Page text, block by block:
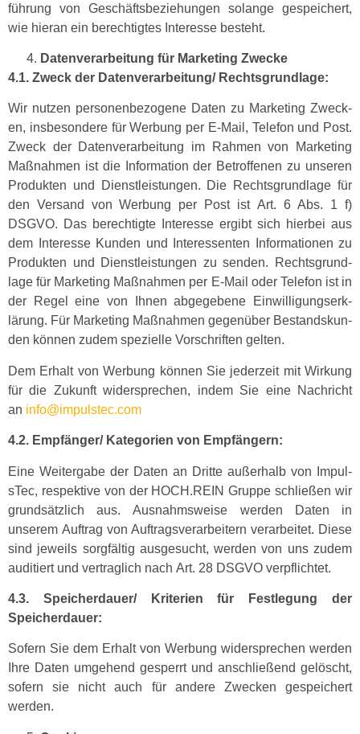
führung von Geschäfts­beziehun­gen solange gespe­ichert,
wie hier­an ein berechtigtes Inter­esse besteht.
Daten­ver­ar­beitung für Mar­ket­ing Zwecke
4.1. Zweck der Datenverarbeitung/ Rechtsgrundlage:
Wir nutzen per­so­n­en­be­zo­gene Dat­en zu Mar­ket­ing Zweck­
en, ins­beson­dere für Wer­bung per E‑Mail, Tele­fon und Post.
Zweck der Daten­ver­ar­beitung im Rah­men von Mar­ket­ing
Maß­nah­men ist die Infor­ma­tion der Betrof­fe­nen zu unseren
Pro­duk­ten und Dien­stleis­tun­gen. Die Rechts­grund­lage für
den Ver­sand von Wer­bung per Post ist Art. 6 Abs. 1 f)
DSGVO. Das berechtigte Inter­esse ergibt sich hier­bei aus
dem Inter­esse Kun­den und Inter­essen­ten Infor­ma­tio­nen zu
Pro­duk­ten und Dien­stleis­tun­gen zu senden. Rechts­grund­
lage für Mar­ket­ing Maß­nah­men per E‑Mail oder Tele­fon ist in
der Regel eine von Ihnen abgegebene Ein­willi­gungserk­
lärung. Für Mar­ket­ing Maß­nah­men gegenüber Bestand­skun­
den kön­nen zudem spezielle Vorschriften gelten.
Dem Erhalt von Wer­bung kön­nen Sie jed­erzeit mit Wirkung
für die Zukun­ft wider­sprechen, indem Sie eine Nachricht
an info@impulstec.com
4.2. Empfänger/ Kat­e­gorien von Empfängern:
Eine Weit­er­gabe der Dat­en an Dritte außer­halb von Impul­
sTec, respek­tive von der HOCH.REIN Gruppe schließen wir
grund­sät­zlich aus. Aus­nahm­sweise wer­den Dat­en in
unserem Auf­trag von Auf­tragsver­ar­beit­ern ver­ar­beit­et. Diese
sind jew­eils sorgfältig aus­ge­sucht, wer­den von uns zudem
audi­tiert und ver­traglich nach Art. 28 DSGVO verpflichtet.
4.3. Speicherdauer/ Kri­te­rien für Fes­tle­gung der
Speicherdauer:
Sofern Sie dem Erhalt von Wer­bung wider­sprechen wer­den
Ihre Dat­en umge­hend ges­per­rt und anschließend gelöscht,
sofern sie nicht auch für andere Zweck­en gespe­ichert
werden.